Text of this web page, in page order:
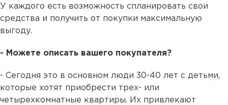
У каждого есть возможность спланировать свои
средства и получить от покупки максимальную
выгоду.
- Можете описать вашего покупателя?
- Сегодня это в основном люди 30-40 лет с детьми,
которые хотят приобрести трех- или
четырехкомнатные квартиры. Их привлекают